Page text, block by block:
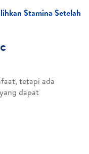
Stamina Setelah
tetapi ada
dapat